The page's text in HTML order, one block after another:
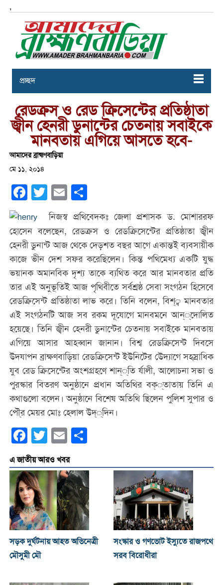
,
প্রচ্ছদ
রেডক্রস ও রেড ক্রিসেন্টের প্রতিষ্ঠাতা
জ্বীন হেনরী ডুনান্টের চেতনায় সবাইকে
মানবতায় এগিয়ে আসতে হবে-
আমাদের ব্রাহ্মণবাড়িয়া
মে ১১, ২০১৪
Facebook
Twitter Email
নিজস্ব প্রথিবেদকঃ জেলা প্রশাসক ড. মোশাররফ
হোসেন বলেছেন, রেডক্রস ও রেডক্রিসেন্টের প্রতিষ্ঠাতা জ্বীন
হেনরী ডুনান্ট আজ থেকে দেড়শত বছর আগে একান্তই ব্যবসায়ীক
কাজে ভীন দেশ সফর করেছিলেন। কিন্ত পথিমেধ্য একটি যুদ্ধ
ভয়ানক অমানবিক দৃশ্য তাকে ব্যথিত করে আর মানবতার প্রতি
তার এই অনুভূতিই আজ পৃথিবীতে সর্বশ্রষ্ঠ সেবা সংগঠন হিসেবে
রেডক্রিসেন্ট প্রতিষ্ঠাতা লাভ করে। তিনি বলেন, বিশ্্ব মানবতার
এই সংগঠনটি আজ সব রকম দূযোগে মানবমনে আন্্দোলিত
হয়েছে। তিনি জ্বীন হেনরী ডুনান্টের চেতনায় সবাইকে মানবতায়
এগিয়ে আসার আহব্বান জানান। বিশ্ব রেডক্রিসেন্ট দিবসে
উদযাপন ব্রাক্ষণবাড়িয়া রেডক্রিসেন্ট ইউনিটের উেদ্যাগে সহস্রাধিক
যুব রেড ক্রিসেন্টের অংশগ্রহণে শান্্তি র্যালী, আলোচনা সভা ও
পুরস্কার বিতরণ অনুষ্ঠানে প্রধান অতিথির বক্্তাতায় তিনি এ
কথাগুলো বলেন। অনুষ্ঠানে বিশেষ অতিথি ছিলেন পুলিশ সুপার ও
পৌ্র মেয়র মোঃ হেলাল উদ্্দিন।
Facebook
Twitter Email
এ জাতীয় আরও খবর
সড়ক দুর্ঘটনায় আহত অভিনেত্রী
মৌসুমী মৌ
সংস্কার ও গণভোট ইস্যুতে রাজপথে
সরব বিরোধীরা